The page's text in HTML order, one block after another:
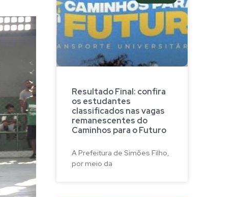
Resultado Final: confira
os estudantes
classificados nas vagas
remanescentes do
Caminhos para o Futuro
A Prefeitura de Simões Filho,
por meio da